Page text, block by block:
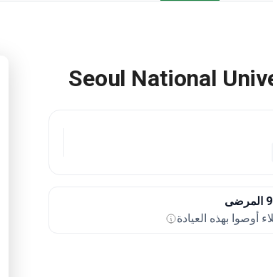
Seoul National
أوصوا بهذه العيادة